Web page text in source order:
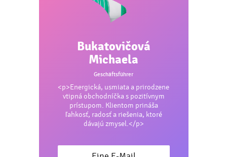
Bukatovičová
Michaela
Geschäftsführer
<p>Energická, usmiata a prirodzene
vtipná obchodníčka s pozitívnym
prístupom. Klientom prináša
ľahkosť, radosť a riešenia, ktoré
dávajú zmysel.</p>